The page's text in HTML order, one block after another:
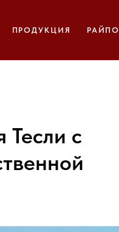
ПРОДУКЦИЯ РАЙПО
Тесли с